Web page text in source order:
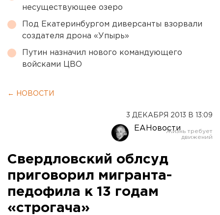
несуществующее озеро
Под Екатеринбургом диверсанты взорвали
создателя дрона «Упырь»
Путин назначил нового командующего
войсками ЦВО
← НОВОСТИ
3 ДЕКАБРЯ 2013 В 13:09
ЕАНовости
Свердловский облсуд
приговорил мигранта-
педофила к 13 годам
«строгача»